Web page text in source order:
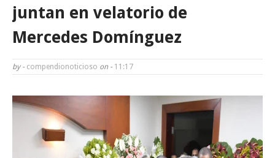
juntan en velatorio de
Mercedes Domínguez
by - compendionoticioso on - 11:17